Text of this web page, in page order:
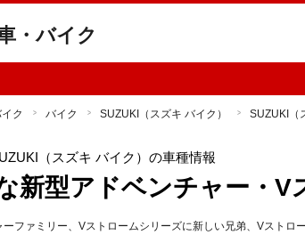
・バイク
ク バイク SUZUKI（スズキ バイク） SUZUKI（
（スズキ バイク）の車種情報
新型アドベンチャー・V
ファミリー、Vストロームシリーズに新しい兄弟、Vストロ